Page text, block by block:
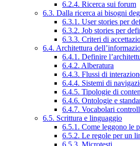
6.2.4. Ricerca sui forum
6.3. Dalla ricerca ai bisogni
6.3.1. User stories per
6.3.2. Job stories per
6.3.3. Criteri di
6.4. Architettura
6.4.1. Definire
6.4.2. Alberatura
6.4.3. Flussi di
6.4.4. Sistemi di
6.4.5. Tipologie di
6.4.6. Ontologie e
6.4.7. Vocabolari
6.5. Scrittura e linguaggio
6.5.1. Come leggono le
6.5.2. Le regole per un
6.5.3. Microtesti